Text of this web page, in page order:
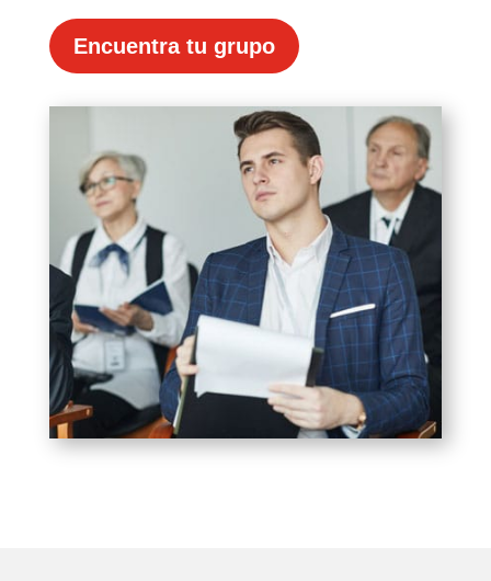
Encuentra tu grupo